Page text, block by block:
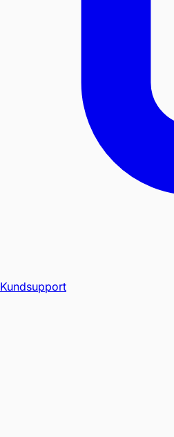
Kundsupport